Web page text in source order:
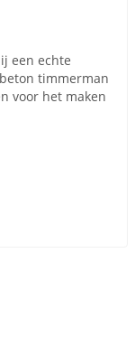
een echte
timmerman
voor het maken